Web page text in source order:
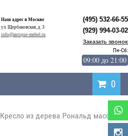
Наш адрес в Москве
ул. Щербаковская, д. 3
info@antique-mebel.ru
(495) 532-66-55
(929) 994-03-02
Заказать звонок
Пн-Сб:
09:00 до 21:00
0
Кресло из дерева Рональд массив